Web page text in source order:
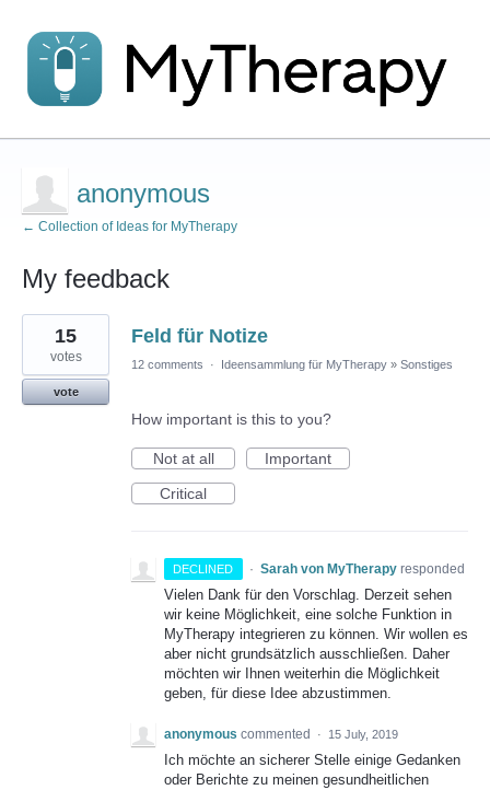
anonymous
← Collection of Ideas for MyTherapy
My feedback
1
result
found
Feld für Notize
15
votes
vote
12 comments · Ideensammlung für MyTherapy » Sonstiges
How important is this to you?
Not at all
Important
Critical
DECLINED · Sarah von MyTherapy responded
Vielen Dank für den Vorschlag. Derzeit sehen
wir keine Möglichkeit, eine solche Funktion in
MyTherapy integrieren zu können. Wir wollen es
aber nicht grundsätzlich ausschließen. Daher
möchten wir Ihnen weiterhin die Möglichkeit
geben, für diese Idee abzustimmen.
anonymous commented · 15 July, 2019
Ich möchte an sicherer Stelle einige Gedanken
oder Berichte zu meinen gesundheitlichen